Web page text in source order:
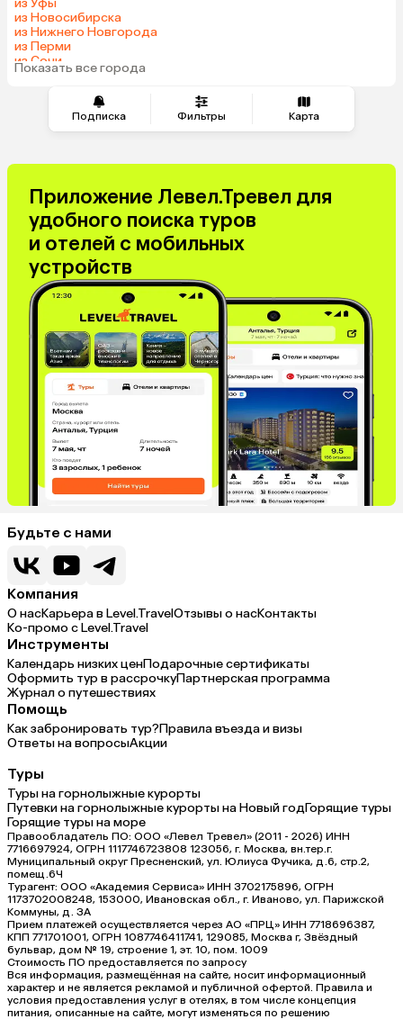
Подписка Фильтры Карта
из Уфы
из Новосибирска
из Нижнего Новгорода
из Перми
из Сочи
из Челябинска
Показать все города
Приложение Левел.Тревел для
удобного поиска туров
и отелей с мобильных
устройств
Будьте с нами
Компания
О насКарьера в Level.TravelОтзывы о насКонтакты
Ко-промо с Level.Travel
Инструменты
Календарь низких ценПодарочные сертификаты
Оформить тур в рассрочкуПартнерская программа
Журнал о путешествиях
Помощь
Как забронировать тур?Правила въезда и визы
Ответы на вопросыАкции
Туры
Туры на горнолыжные курорты
Путевки на горнолыжные курорты на Новый годГорящие туры
Горящие туры на море
Правообладатель ПО: ООО «Левел Тревел» (2011 - 2026) ИНН
7716697924, ОГРН 1117746723808 123056, г. Москва, вн.тер.г.
Муниципальный округ Пресненский, ул. Юлиуса Фучика, д.6, стр.2,
помещ.6Ч
Турагент: ООО «Академия Сервиса» ИНН 3702175896, ОГРН
1173702008248, 153000, Ивановская обл., г. Иваново, ул. Парижской
Коммуны, д. ЗА
Прием платежей осуществляется через АО «ПРЦ» ИНН 7718696387,
КПП 771701001, ОГРН 1087746411741, 129085, Москва г, Звёздный
бульвар, дом № 19, строение 1, эт. 10, пом. 1009
Стоимость ПО предоставляется по запросу
Вся информация, размещённая на сайте, носит информационный
характер и не является рекламой и публичной офертой. Правила и
условия предоставления услуг в отелях, в том числе концепция
питания, описанные на сайте, могут изменяться по решению